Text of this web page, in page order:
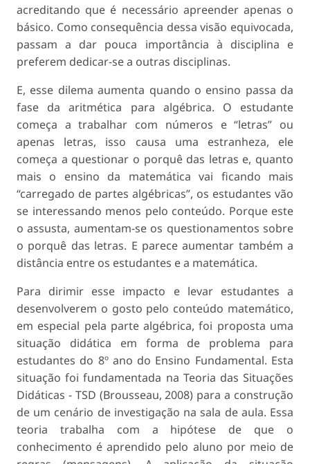
acreditando que é necessário apreender apenas o
básico. Como consequência dessa visão equivocada,
passam a dar pouca importância à disciplina e
preferem dedicar-se a outras disciplinas.
E, esse dilema aumenta quando o ensino passa da
fase da aritmética para algébrica. O estudante
começa a trabalhar com números e “letras” ou
apenas letras, isso causa uma estranheza, ele
começa a questionar o porquê das letras e, quanto
mais o ensino da matemática vai ficando mais
“carregado de partes algébricas”, os estudantes vão
se interessando menos pelo conteúdo. Porque este
o assusta, aumentam-se os questionamentos sobre
o porquê das letras. E parece aumentar também a
distância entre os estudantes e a matemática.
Para dirimir esse impacto e levar estudantes a
desenvolverem o gosto pelo conteúdo matemático,
em especial pela parte algébrica, foi proposta uma
situação didática em forma de problema para
estudantes do 8º ano do Ensino Fundamental. Esta
situação foi fundamentada na Teoria das Situações
Didáticas - TSD (Brousseau, 2008) para a construção
de um cenário de investigação na sala de aula. Essa
teoria trabalha com a hipótese de que o
conhecimento é aprendido pelo aluno por meio de